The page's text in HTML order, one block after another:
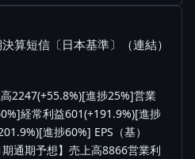
短信〔日本基準〕（連結）
2247(+55.8%)[進捗25%]営業
経常利益601(+191.9%)[進捗
進捗60%] EPS（基）
通期予想】売上高8866営業利